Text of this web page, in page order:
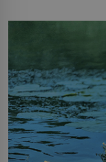
milostpaní. Stačí
množství
Vezme do ruky